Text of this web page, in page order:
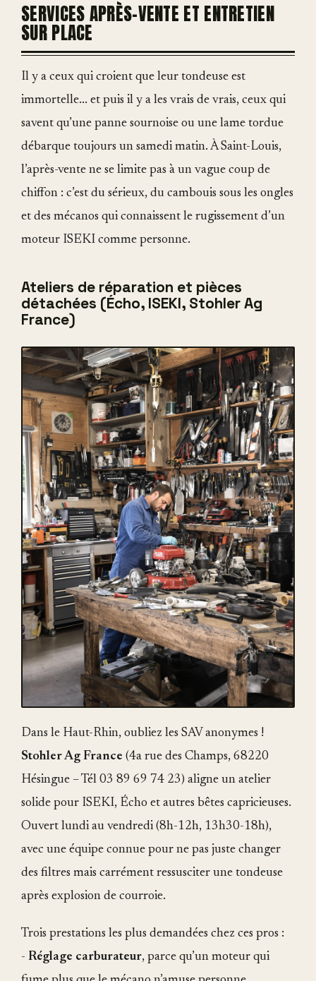
SERVICES APRÈS-VENTE ET ENTRETIEN
SUR PLACE
Il y a ceux qui croient que leur tondeuse est
immortelle... et puis il y a les vrais de vrais, ceux qui
savent qu’une panne sournoise ou une lame tordue
débarque toujours un samedi matin. À Saint-Louis,
l’après-vente ne se limite pas à un vague coup de
chiffon : c’est du sérieux, du cambouis sous les ongles
et des mécanos qui connaissent le rugissement d’un
moteur ISEKI comme personne.
Ateliers de réparation et pièces
détachées (Écho, ISEKI, Stohler Ag
France)
Dans le Haut-Rhin, oubliez les SAV anonymes !
Stohler Ag France (4a rue des Champs, 68220
Hésingue – Tél 03 89 69 74 23) aligne un atelier
solide pour ISEKI, Écho et autres bêtes capricieuses.
Ouvert lundi au vendredi (8h-12h, 13h30-18h),
avec une équipe connue pour ne pas juste changer
des filtres mais carrément ressusciter une tondeuse
après explosion de courroie.
Trois prestations les plus demandées chez ces pros :
- Réglage carburateur, parce qu’un moteur qui